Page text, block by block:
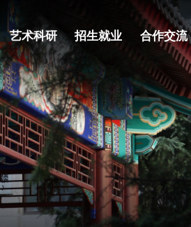
内网门户 联系我们
艺术科研 招生就业 合作交流